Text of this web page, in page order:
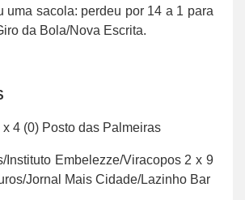
uma sacola: perdeu por 14 a 1 para
da Bola/Nova Escrita.
4 (0) Posto das Palmeiras
Instituto Embelezze/Viracopos 2 x 9
Jornal Mais Cidade/Lazinho Bar